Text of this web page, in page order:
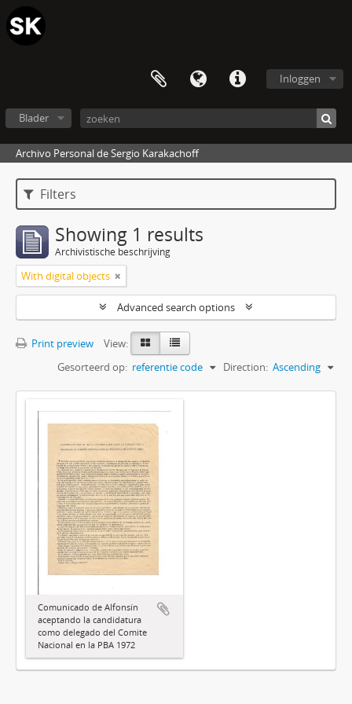
Inloggen
Blader
Archivo Personal de Sergio Karakachoff
Filters
Showing 1 results
Archivistische beschrijving
With digital objects
Advanced search options
Print preview
View:
Gesorteerd op: referentie code Direction: Ascending
Comunicado de Alfonsín
aceptando la candidatura
como delegado del Comite
Nacional en la PBA 1972